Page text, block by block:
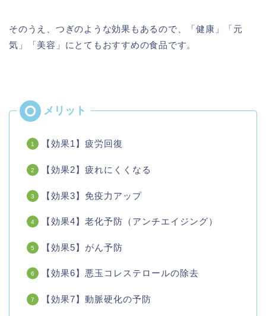
そのうえ、つぎのような効果もあるので、「健康」「元
気」「美容」にとてもおすすめの食品です。
【効果1】疲労回復
【効果2】疲れにくくなる
【効果3】免疫力アップ
【効果4】老化予防（アンチエイジング）
【効果5】がん予防
【効果6】悪玉コレステロールの除去
【効果7】動脈硬化の予防